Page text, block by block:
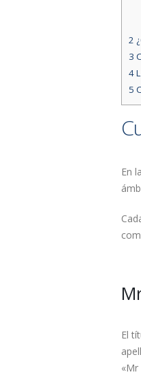
2
3
4
5
En
El